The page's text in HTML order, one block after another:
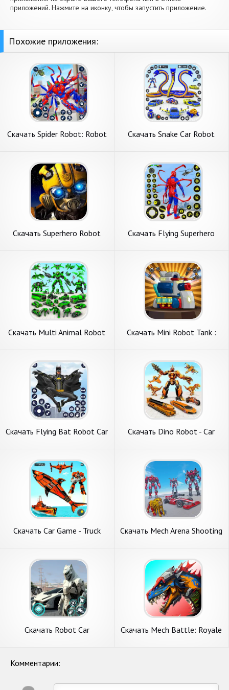
приложений. Нажмите на иконку, чтобы запустить приложение.
Похожие приложения:
Скачать Spider Robot: Robot
на Андроид
Скачать Snake Car Robot
Андроид
Скачать Superhero Robot
Андроид
Скачать Flying Superhero
Скачать Multi Animal Robot
Андроид
Скачать Mini Robot Tank :
Скачать Flying Bat Robot Car
Скачать Dino Robot - Car
Скачать Car Game - Truck
Скачать Mech Arena Shooting
Андроид
Скачать Robot Car
Скачать Mech Battle: Royale
Комментарии: